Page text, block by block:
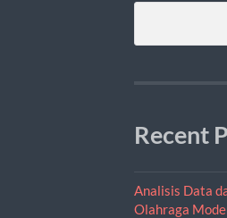
Recent
Analisis Data
Olahraga